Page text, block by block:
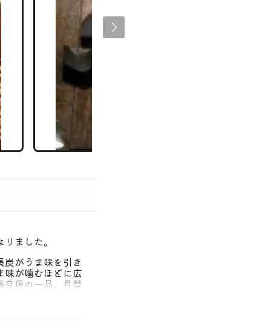
ました。
がうま味を引き
味が噛むほどに広
自信の一品。月替
事仲間、友達同